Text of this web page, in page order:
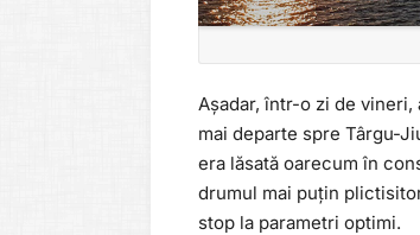
Așadar, într-o zi de
mai departe spre Târgu-
era lăsată oarecum în
drumul mai puțin
stop la parametri optimi.